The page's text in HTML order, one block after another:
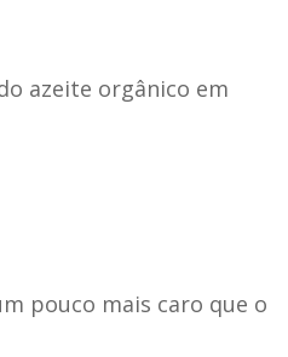
azeite orgânico em
pouco mais caro que o